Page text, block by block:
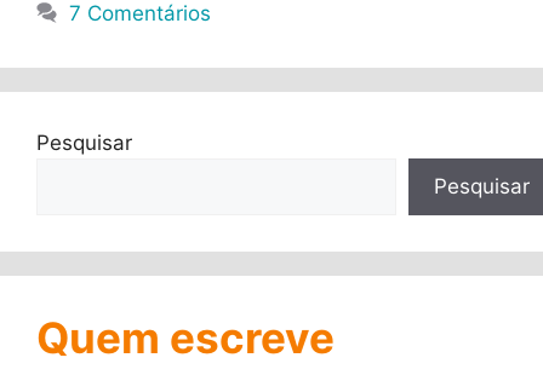
7 Comentários
Pesquisar
Pesquisar
Quem escreve